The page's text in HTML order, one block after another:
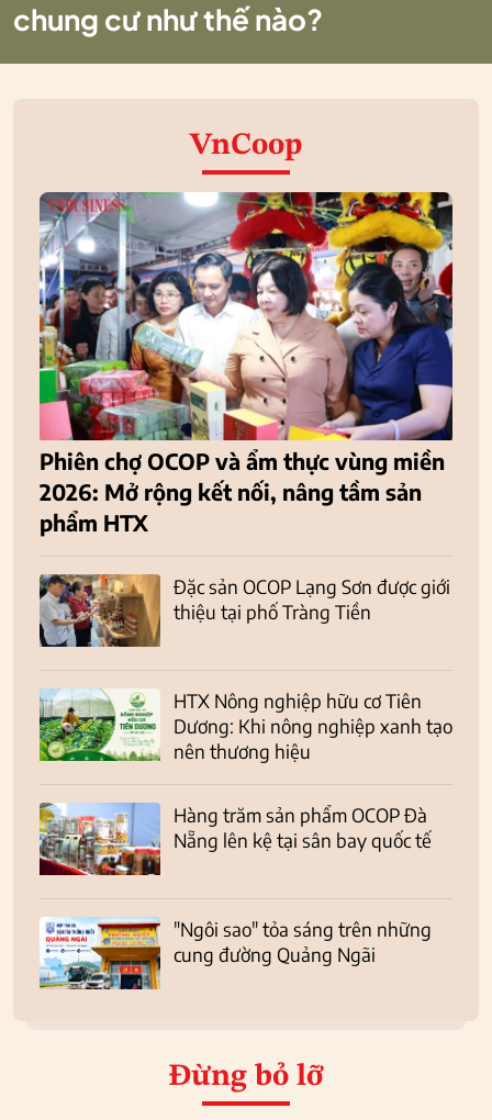
chung cư như thế nào?
VnCoop
Phiên chợ OCOP và ẩm thực vùng miền
2026: Mở rộng kết nối, nâng tầm sản
phẩm HTX
Đặc sản OCOP Lạng Sơn được giới
thiệu tại phố Tràng Tiền
HTX Nông nghiệp hữu cơ Tiên
Dương: Khi nông nghiệp xanh tạo
nên thương hiệu
Hàng trăm sản phẩm OCOP Đà
Nẵng lên kệ tại sân bay quốc tế
"Ngôi sao" tỏa sáng trên những
cung đường Quảng Ngãi
Đừng bỏ lỡ